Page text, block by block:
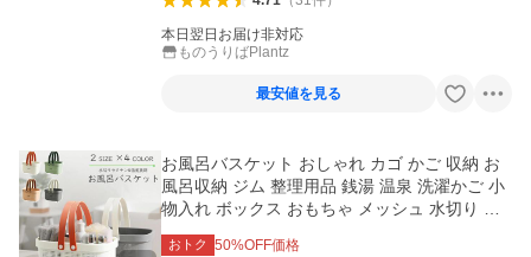
本日翌日お届け非対応
ものうりばPlantz
最安値を見る
お風呂バスケット おしゃれ カゴ かご 収納 お
風呂収納 ジム 整理用品 銭湯 温泉 洗濯かご 小
物入れ ボックス おもちゃ メッシュ 水切り 防
水 持ち運び 持ち手
おトク 50%OFF価格